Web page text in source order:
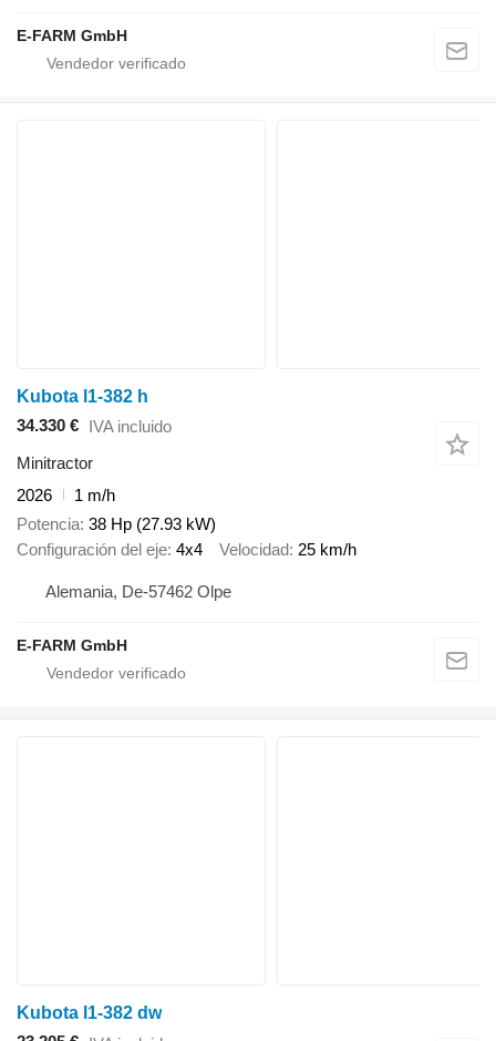
E-FARM GmbH
Kubota l1-382 h
34.330 €
IVA incluido
Minitractor
2026
1 m/h
Potencia 38 Hp (27.93 kW)
Configuración del eje 4x4 Velocidad 25 km/h
Alemania, De-57462 Olpe
E-FARM GmbH
Kubota l1-382 dw